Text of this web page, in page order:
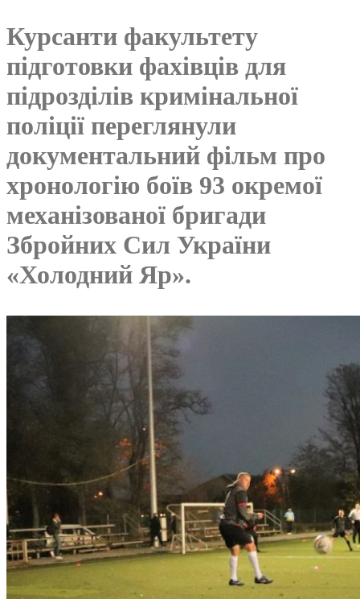
Курсанти факультету
підготовки фахівців для
підрозділів кримінальної
поліції переглянули
документальний фільм про
хронологію боїв 93 окремої
механізованої бригади
Збройних Сил України
«Холодний Яр».